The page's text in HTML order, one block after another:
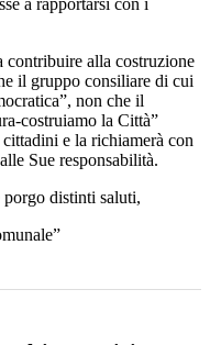
contribuire alla costruzione
il gruppo consiliare di cui
non che il
costruiamo la Città”
e la richiamerà con
Sue responsabilità.
porgo distinti saluti,